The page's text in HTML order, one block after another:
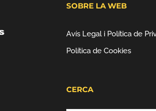
SOBRE LA WEB
Avís Legal i Política de
Política de Cookies
CERCA